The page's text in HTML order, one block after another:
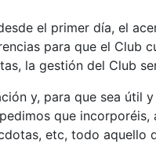
el primer día, el
para que el Club
la gestión del Club
y, para que sea útil
que
etc, todo aquello